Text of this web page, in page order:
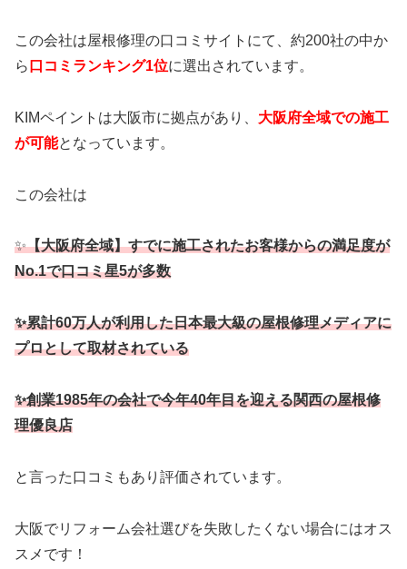
この会社は屋根修理の口コミサイトにて、約200社の中か
ら 口コミランキング1位に選出されています。
KIMペイントは大阪市に拠点があり、 大阪府全域での施工
が可能となっています。
この会社は
✨【大阪府全域】すでに施工されたお客様からの満足度が
No.1で口コミ星5が多数
✨累計60万人が利用した日本最大級の屋根修理メディアに
プロとして取材されている
✨創業1985年の会社で今年40年目を迎える関西の屋根修
理優良店
と言った口コミもあり評価されています。
大阪でリフォーム会社選びを失敗したくない場合にはオス
スメです！